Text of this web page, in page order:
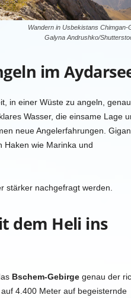
Wandern in Usbekistans Chimgan-
Galyna Andrushko/
im
in einer Wüste zu angeln,
Wasser, die einsame Lage
neue Angelerfahrungen.
Haken wie Marinka und
stärker nachgefragt werden.
dem Heli ins
Bschem-Gebirgegenau der
4.400 Meter auf begeisternde